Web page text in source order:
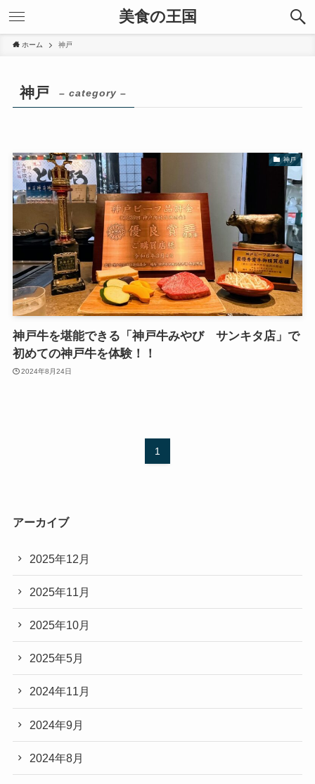
美食の王国
ホーム 神戸
神戸 – category –
神戸
神戸牛を堪能できる「神戸牛みやび サンキタ店」で
初めての神戸牛を体験！！
2024年8月24日
1
アーカイブ
2025年12月
2025年11月
2025年10月
2025年5月
2024年11月
2024年9月
2024年8月